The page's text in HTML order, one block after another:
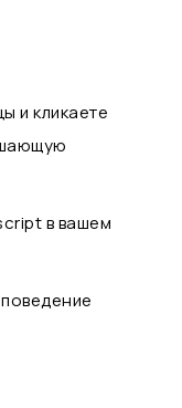
и кликаете
в вашем